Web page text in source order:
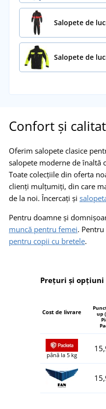
Salopete de
Salopete de
Confort și
Oferim salopete clasice
salopete moderne de înaltă
Toate colecțiile din oferta
clienți mulțumiți, din care
de la noi. Încercați și
Pentru doamne și
muncă pentru femei.
pentru copii cu bretele.
Prețuri și
Cost de livrare
up
până la 5 kg